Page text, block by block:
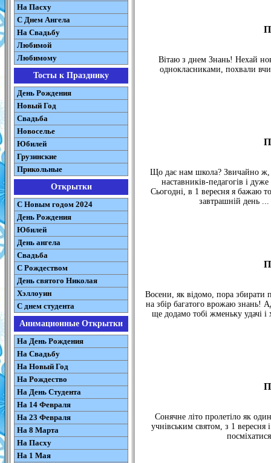
На Пасху
C Днем Ангела
На Свадьбу
Любимой
Любимому
Тосты к Празднику
День Рождения
Новый Год
Свадьба
Новоселье
Юбилей
Грузинские
Прикольные
Открытки
С Новым годом 2024
День Рождения
Юбилей
День ангела
Свадьба
С Рождеством
День святого Николая
Хэллоуин
С днем студента
Анимационные Открытки
На День Рождения
На Свадьбу
На Новый Год
На Рождество
На День Студента
На 14 Февраля
На 23 Февраля
На 8 Марта
На Пасху
На 1 Мая
Вітаю з днем Знань! Нехай
однокласниками, похвали
Що дає нам школа? Звичайно ж,
наставників-педагогів і
Сьогодні, в 1 вересня я бажаю
завтрашній день
Восени, як відомо, пора збирати
на збір багатого врожаю знань!
ще додамо тобі жменьку удачі
Сонячне літо пролетіло як
учнівським святом, з 1 вересня